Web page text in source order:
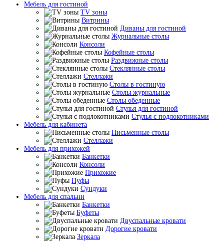
Мебель для гостиной
TV зоны
Витрины
Диваны для гостиной
Журнальные столы
Консоли
Кофейные столы
Раздвижные столы
Стеклянные столы
Стеллажи
Столы в гостиную
Столы журнальные
Столы обеденные
Стулья для гостиной
Стулья с подлокотниками
Мебель для кабинета
Письменные столы
Стеллажи
Мебель для прихожей
Банкетки
Консоли
Прихожие
Пуфы
Сундуки
Мебель для спальни
Банкетки
Буфеты
Двуспальные кровати
Дорогие кровати
Зеркала